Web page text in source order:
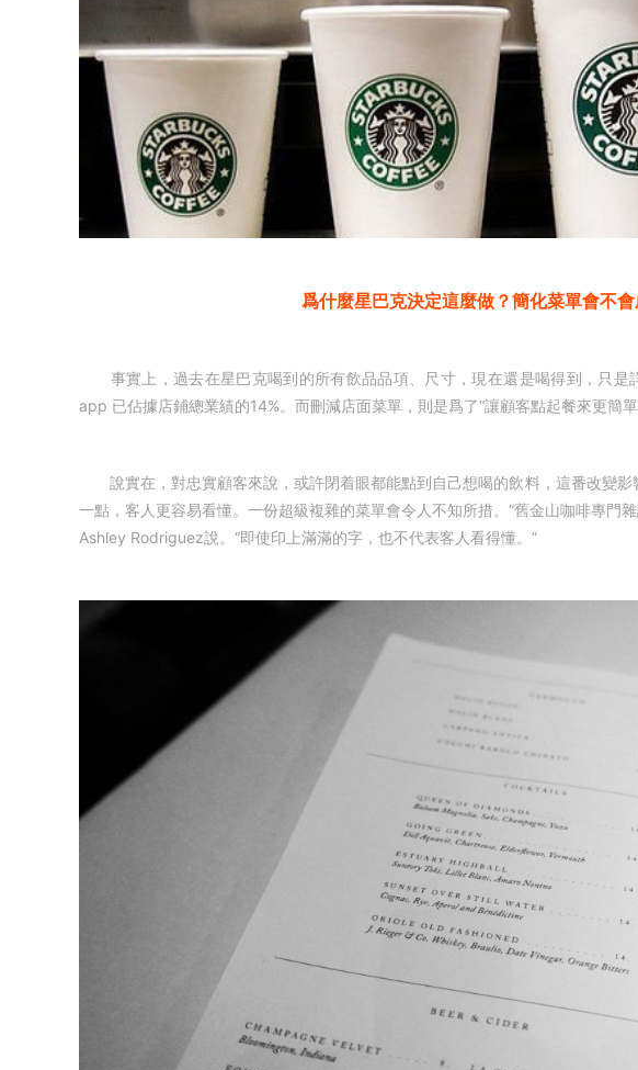
爲什麼星巴克決定這麼做？簡化菜單會不會
事實上，過去在星巴克喝到的所有飲品品項、尺寸，現在還是喝得到，只是
app 已佔據店鋪總業績的14%。而刪減店面菜單，則是爲了“讓顧客點起餐來更簡單
說實在，對忠實顧客來說，或許閉着眼都能點到自己想喝的飲料，這番改變影
一點，客人更容易看懂。一份超級複雜的菜單會令人不知所措。”舊金山咖啡專門
Ashley Rodriguez說。“即使印上滿滿的字，也不代表客人看得懂。”